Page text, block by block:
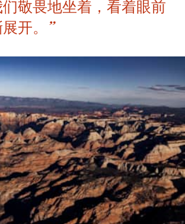
敬畏地坐着，看着眼前
开。”